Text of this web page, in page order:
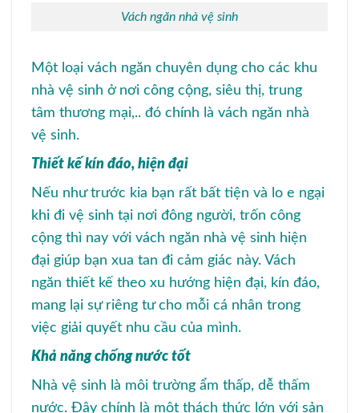
Vách ngăn nhà vệ sinh
Một loại vách ngăn chuyên dụng cho các khu
nhà vệ sinh ở nơi công cộng, siêu thị, trung
tâm thương mại,.. đó chính là vách ngăn nhà
vệ sinh.
Thiết kế kín đáo, hiện đại
Nếu như trước kia bạn rất bất tiện và lo e ngại
khi đi vệ sinh tại nơi đông người, trốn công
cộng thì nay với vách ngăn nhà vệ sinh hiện
đại giúp bạn xua tan đi cảm giác này. Vách
ngăn thiết kế theo xu hướng hiện đại, kín đáo,
mang lại sự riêng tư cho mỗi cá nhân trong
việc giải quyết nhu cầu của mình.
Khả năng chống nước tốt
Nhà vệ sinh là môi trường ẩm thấp, dễ thấm
nước. Đây chính là một thách thức lớn với sản